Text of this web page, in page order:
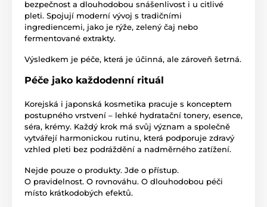
bezpečnost a dlouhodobou snášenlivost i u citlivé
pleti. Spojují moderní vývoj s tradičními
ingrediencemi, jako je rýže, zelený čaj nebo
fermentované extrakty.
Výsledkem je péče, která je účinná, ale zároveň šetrná.
Péče jako každodenní rituál
Korejská i japonská kosmetika pracuje s konceptem
postupného vrstvení – lehké hydratační tonery, esence,
séra, krémy. Každý krok má svůj význam a společně
vytvářejí harmonickou rutinu, která podporuje zdravý
vzhled pleti bez podráždění a nadměrného zatížení.
Nejde pouze o produkty. Jde o přístup.
O pravidelnost. O rovnováhu. O dlouhodobou péči
místo krátkodobých efektů.